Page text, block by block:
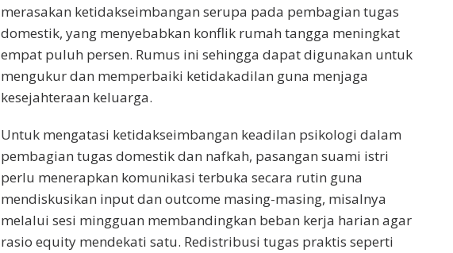
merasakan ketidakseimbangan serupa pada pembagian tugas
domestik, yang menyebabkan konflik rumah tangga meningkat
empat puluh persen. Rumus ini sehingga dapat digunakan untuk
mengukur dan memperbaiki ketidakadilan guna menjaga
kesejahteraan keluarga.
Untuk mengatasi ketidakseimbangan keadilan psikologi dalam
pembagian tugas domestik dan nafkah, pasangan suami istri
perlu menerapkan komunikasi terbuka secara rutin guna
mendiskusikan input dan outcome masing-masing, misalnya
melalui sesi mingguan membandingkan beban kerja harian agar
rasio equity mendekati satu. Redistribusi tugas praktis seperti